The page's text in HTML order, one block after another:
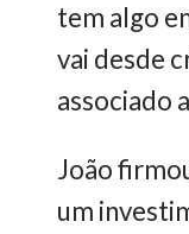
tem algo
vai desde
associado
João
um